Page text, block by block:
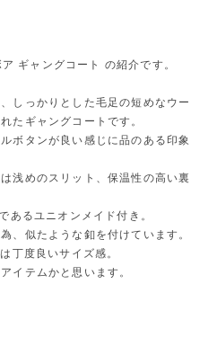
ギャングコート の紹介です。
しっかりとした毛足の短めなウー
たギャングコートです。
ボタンが良い感じに品のある印象
浅めのスリット、保温性の高い裏
あるユニオンメイド付き。
、似たような釦を付けています。
丁度良いサイズ感。
イテムかと思います。